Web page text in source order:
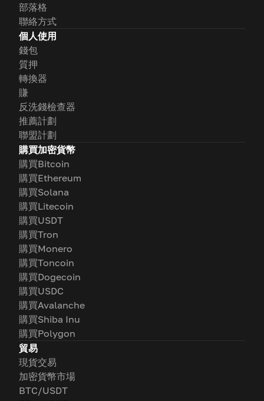
部落格
聯絡方式
個人使用
錢包
質押
轉換器
賺
反洗錢檢查器
推薦計劃
聯盟計劃
購買加密貨幣
購買Bitcoin
購買Ethereum
購買Solana
購買Litecoin
購買USDT
購買Tron
購買Monero
購買Toncoin
購買Dogecoin
購買USDC
購買Avalanche
購買Shiba Inu
購買Polygon
貿易
現貨交易
加密貨幣市場
BTC/USDT